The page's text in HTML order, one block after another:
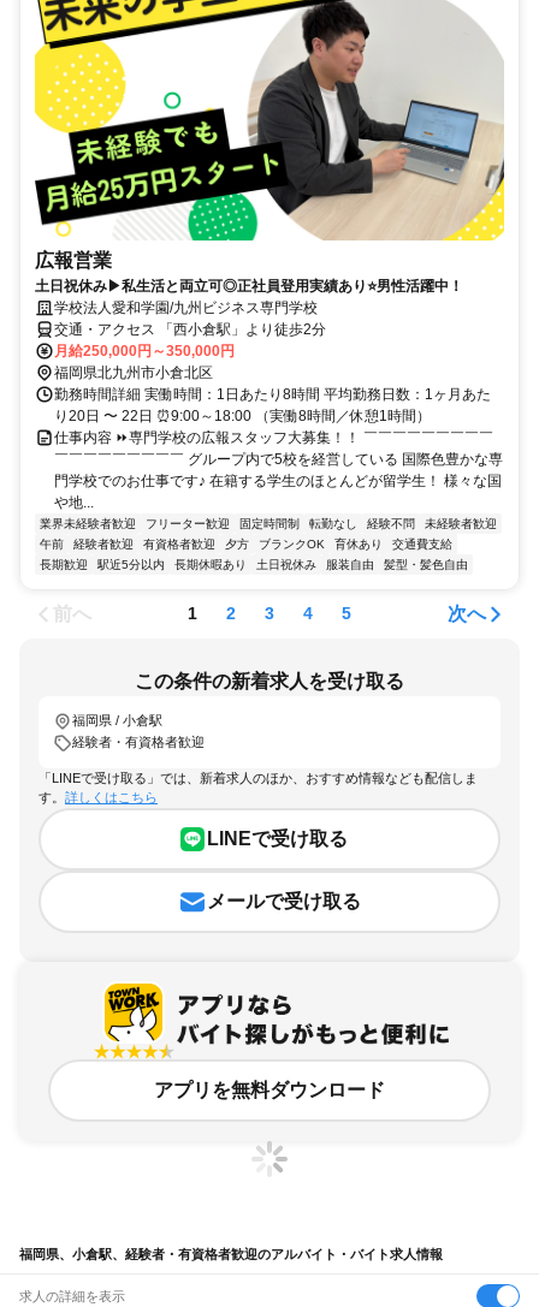
広報営業
土日祝休み▶私生活と両立可◎正社員登用実績あり⭐男性活躍中！
学校法人愛和学園/九州ビジネス専門学校
交通・アクセス 「西小倉駅」より徒歩2分
月給250,000円～350,000円
福岡県北九州市小倉北区
勤務時間詳細 実働時間：1日あたり8時間 平均勤務日数：1ヶ月あた
り20日 〜 22日 ⏰9:00～18:00 （実働8時間／休憩1時間）
仕事内容 ⏩専門学校の広報スタッフ大募集！！ ￣￣￣￣￣￣￣￣￣
￣￣￣￣￣￣￣￣￣ グループ内で5校を経営している 国際色豊かな専
門学校でのお仕事です♪ 在籍する学生のほとんどが留学生！ 様々な国
や地...
業界未経験者歓迎 フリーター歓迎 固定時間制 転勤なし 経験不問
未経験者歓迎
午前
経験者歓迎 有資格者歓迎 夕方 ブランクOK 育休あり
交通費支給
長期歓迎
駅近5分以内 長期休暇あり 土日祝休み 服装自由 髪型・髪色自由
前へ 1 2 3 4 5 次へ
この条件の新着求人を受け取る
福岡県 / 小倉駅
経験者・有資格者歓迎
「LINEで受け取る」では、新着求人のほか、おすすめ情報なども配信しま
す。 詳しくはこちら
LINEで受け取る
メールで受け取る
アプリを無料ダウンロード
福岡県、小倉駅、経験者・有資格者歓迎のアルバイト・バイト求人情報
求人の詳細を表示